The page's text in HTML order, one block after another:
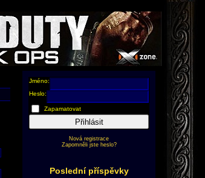
Jméno:
Heslo:
Zapamatovat
Přihlásit
Nová registrace
Zapomněli jste heslo?
Poslední příspěvky